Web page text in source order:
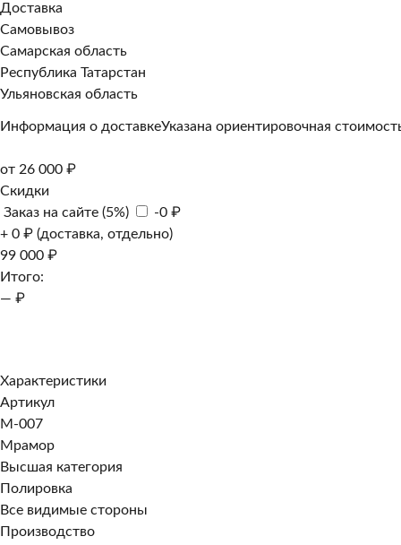
Доставка
Самовывоз
Самарская область
Республика Татарстан
Ульяновская область
Информация о доставкеУказана ориентировочная
от 26 000 ₽
Скидки
Заказ на сайте (5%)
-0 ₽
+ 0 ₽ (доставка, отдельно)
99 000 ₽
Итого:
— ₽
Характеристики
Артикул
M-007
Мрамор
Высшая категория
Полировка
Все видимые стороны
Производство